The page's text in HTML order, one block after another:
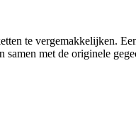
te vergemakkelijken.
met de originele